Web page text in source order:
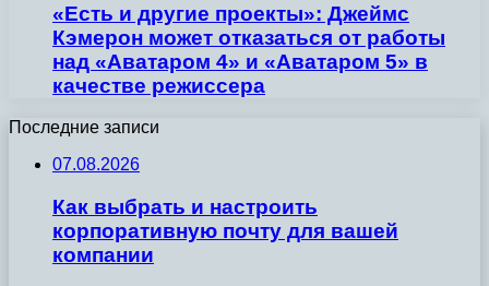
«Есть и другие проекты»: Джеймс
Кэмерон может отказаться от работы
над «Аватаром 4» и «Аватаром 5» в
качестве режиссера
Последние записи
07.08.2026
Как выбрать и настроить
корпоративную почту для вашей
компании